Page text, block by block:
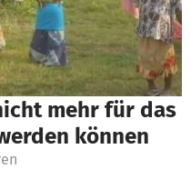
mehr für das
können